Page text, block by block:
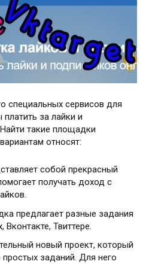
специальных сервисов для
за лайки и
такие площадки
относят:
собой прекрасный
получать доход с
предлагает разные задания
Вконтакте, Твиттере.
новый проект, который
простых заданий. Для него